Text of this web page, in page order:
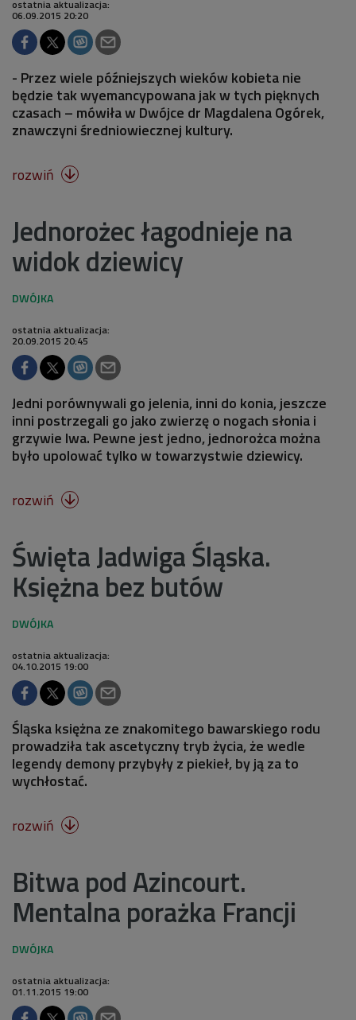
ostatnia aktualizacja:
06.09.2015 20:20
- Przez wiele późniejszych wieków kobieta nie
będzie tak wyemancypowana jak w tych pięknych
czasach – mówiła w Dwójce dr Magdalena Ogórek,
znawczyni średniowiecznej kultury.
rozwiń 
Jednorożec łagodnieje na
widok dziewicy
ostatnia aktualizacja:
20.09.2015 20:45
Jedni porównywali go jelenia, inni do konia, jeszcze
inni postrzegali go jako zwierzę o nogach słonia i
grzywie lwa. Pewne jest jedno, jednorożca można
było upolować tylko w towarzystwie dziewicy.
rozwiń 
Święta Jadwiga Śląska.
Księżna bez butów
ostatnia aktualizacja:
04.10.2015 19:00
Śląska księżna ze znakomitego bawarskiego rodu
prowadziła tak ascetyczny tryb życia, że wedle
legendy demony przybyły z piekieł, by ją za to
wychłostać.
rozwiń 
Bitwa pod Azincourt.
Mentalna porażka Francji
ostatnia aktualizacja:
01.11.2015 19:00